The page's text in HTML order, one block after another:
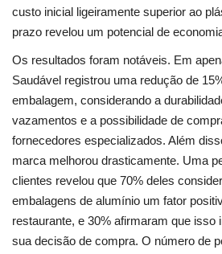
custo inicial ligeiramente superior ao
prazo revelou um potencial de
Os resultados foram notáveis. Em
Saudável registrou uma redução de
embalagem, considerando a
vazamentos e a possibilidade de
fornecedores especializados. Além
marca melhorou drasticamente. Uma
clientes revelou que 70% deles
embalagens de alumínio um fator
restaurante, e 30% afirmaram que isso
sua decisão de compra. O número de